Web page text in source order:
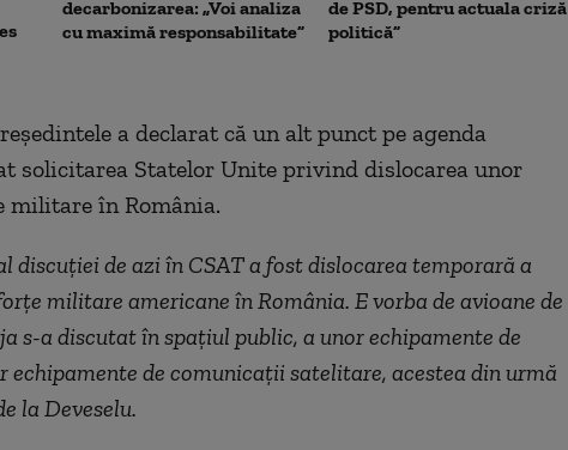
decarbonizarea: „Voi analiza
cu maximă responsabilitate”
de PSD, pentru actuala criză
politică”
a declarat că un alt punct pe agenda
solicitarea Statelor Unite privind dislocarea unor
militare în România.
discuției de azi în CSAT a fost dislocarea temporară a
militare americane în România. E vorba de avioane de
s-a discutat în spațiul public, a unor echipamente de
echipamente de comunicații satelitare, acestea din urmă
la Deveselu.